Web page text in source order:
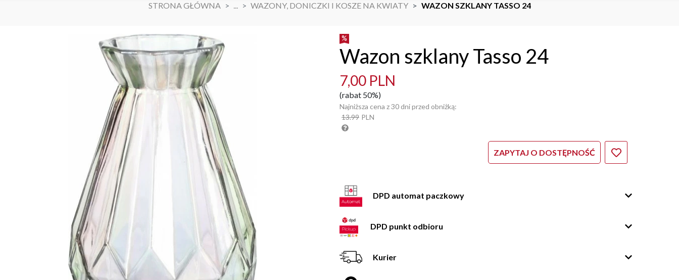
STRONA GŁÓWNA ... WAZONY, DONICZKI I KOSZE NA KWIATY WAZON SZKLANY TASSO 24
Wazon szklany Tasso 24
7,00 PLN
(rabat 50%)
Najniższa cena z 30 dni przed obniżką:
13.99 PLN
ZAPYTAJ O DOSTĘPNOŚĆ
DPD automat paczkowy
DPD punkt odbioru
Kurier